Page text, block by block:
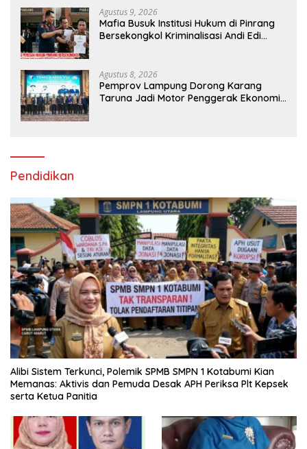
Agustus 9, 2026
Mafia Busuk Institusi Hukum di Pinrang
Bersekongkol Kriminalisasi Andi Edi
Agustus 8, 2026
Pemprov Lampung Dorong Karang
Taruna Jadi Motor Penggerak Ekonomi
Pendidikan
Alibi Sistem Terkunci, Polemik SPMB SMPN 1 Kotabumi Kian
Memanas: Aktivis dan Pemuda Desak APH Periksa Plt Kepsek
serta Ketua Panitia